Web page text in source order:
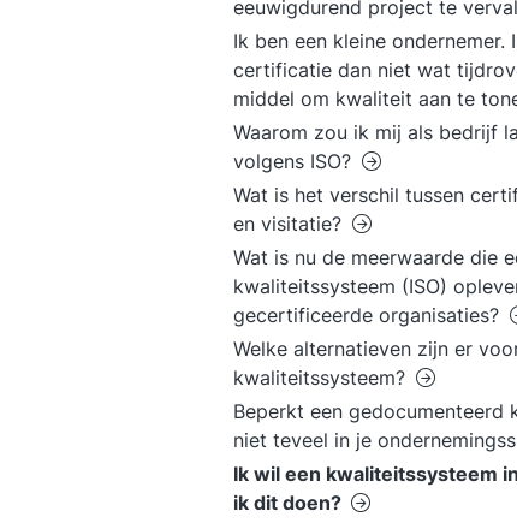
eeuwigdurend project te
Ik ben een kleine ondernemer.
certificatie dan niet wat
middel om kwaliteit aan te
Waarom zou ik mij als bedrijf
volgens ISO?
Wat is het verschil tussen
en visitatie?
Wat is nu de meerwaarde die
kwaliteitssysteem (ISO)
gecertificeerde organisaties?
Welke alternatieven zijn er
kwaliteitssysteem?
Beperkt een gedocumenteerd
niet teveel in je
Ik wil een kwaliteitssysteem
ik dit doen?